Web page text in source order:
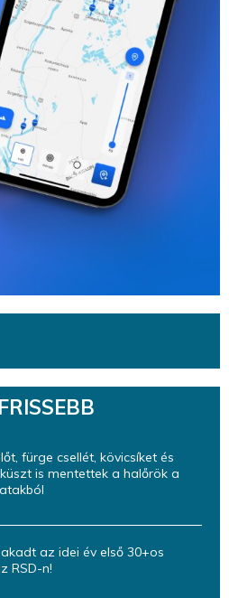
fürge csellét, kövicsíket és
is mentettek a halőrök a
az idei év első 30+os
RSD-n!